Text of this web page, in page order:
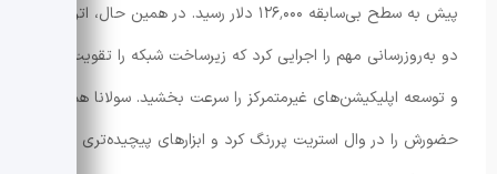
پیش به سطح بی‌سابقه ۱۲۶٬۰۰۰ دلار رسید. در همین حال، اتریوم
دو به‌روزرسانی مهم را اجرایی کرد که زیرساخت شبکه را تقویت کرد
و توسعه اپلیکیشن‌های غیرمتمرکز را سرعت بخشید. سولانا هم
حضورش را در وال استریت پررنگ کرد و ابزارهای پیچیده‌تری برای